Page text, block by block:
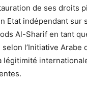
de ses droits
Etat indépendant
Al-Sharif en tant
selon l’Initiative Arabe
légitimité